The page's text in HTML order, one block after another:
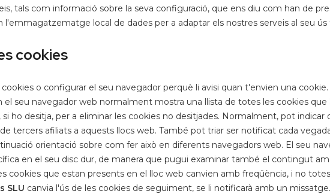
tals com informació sobre la seva configuració, que ens diu com han de
l'emmagatzematge local de dades per a adaptar els nostres serveis al seu
cookies
o configurar el seu navegador perquè li avisi quan t'envien una cookie.
el seu navegador web normalment mostra una llista de totes les cookies
si ho desitja, per a eliminar les cookies no desitjades. Normalment, pot
tercers afiliats a aquests llocs web. També pot triar ser notificat cada
orientació sobre com fer això en diferents navegadors web. El seu
en el seu disc dur, de manera que pugui examinar també el contingut
cookies que estan presents en el lloc web canvien amb freqüència, i no
SLU canvia l'ús de les cookies de seguiment, se li notificarà amb un missatge.